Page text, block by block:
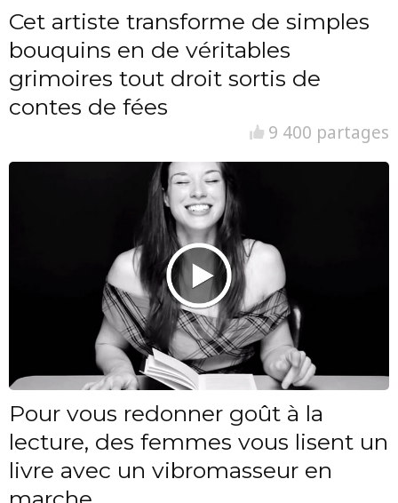
Cet artiste transforme de simples
bouquins en de véritables
grimoires tout droit sortis de
contes de fées
9 400 partages
Pour vous redonner goût à la
lecture, des femmes vous lisent un
livre avec un vibromasseur en